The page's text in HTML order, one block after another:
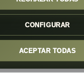
CONFIGURAR
ACEPTAR TODAS
(c) 2026